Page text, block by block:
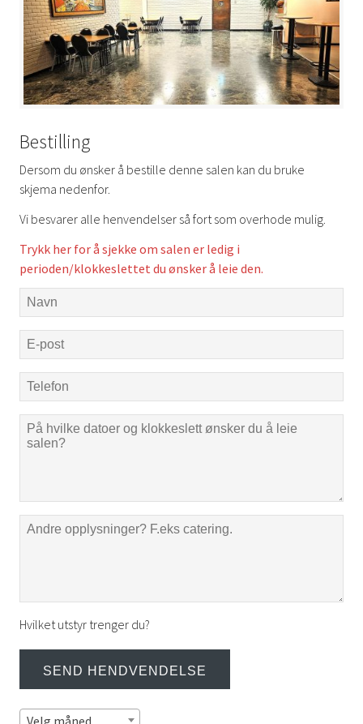
Bestilling
Dersom du ønsker å bestille denne salen kan du bruke
skjema nedenfor.
Vi besvarer alle henvendelser så fort som overhode mulig.
Trykk her for å sjekke om salen er ledig i
perioden/klokkeslettet du ønsker å leie den.
Hvilket utstyr trenger du?
Velg måned